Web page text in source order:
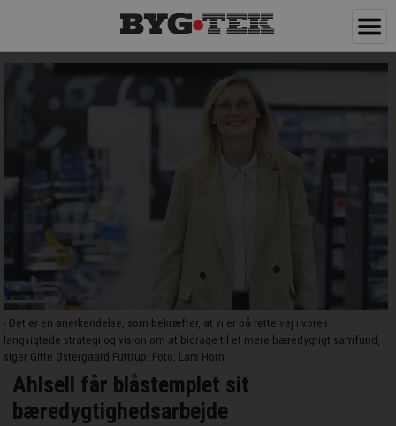
- Det er en anerkendelse, som bekræfter, at vi er på rette vej i vores
langsigtede strategi og vision om at bidrage til et mere bæredygtigt samfund,
siger Gitte Østergaard Futtrup. Foto: Lars Horn.
Ahlsell får blåstemplet sit
bæredygtighedsarbejde